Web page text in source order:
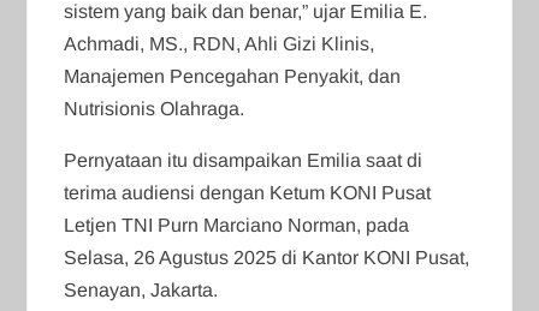
sistem yang baik dan benar,” ujar Emilia E.
Achmadi, MS., RDN, Ahli Gizi Klinis,
Manajemen Pencegahan Penyakit, dan
Nutrisionis Olahraga.
Pernyataan itu disampaikan Emilia saat di
terima audiensi dengan Ketum KONI Pusat
Letjen TNI Purn Marciano Norman, pada
Selasa, 26 Agustus 2025 di Kantor KONI Pusat,
Senayan, Jakarta.